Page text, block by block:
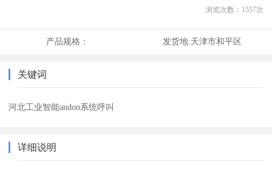
浏览次数： 1557次
产品规格： 发货地:天津市和平区
关键词
河北工业智能andon系统呼叫
详细说明